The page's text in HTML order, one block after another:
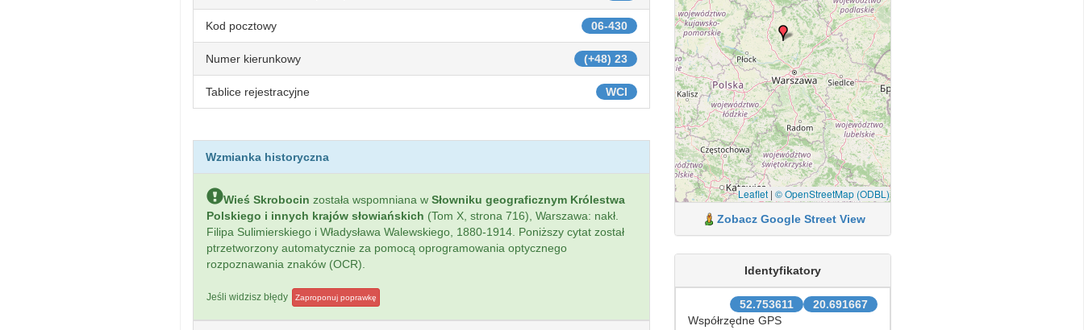
06-430
Kod pocztowy
(+48) 23
Numer kierunkowy
WCI
Tablice rejestracyjne
Wzmianka historyczna
Wieś Skrobocin została wspomniana w Słowniku geograficznym Królestwa
Polskiego i innych krajów słowiańskich (Tom X, strona 716), Warszawa: nakł.
Filipa Sulimierskiego i Władysława Walewskiego, 1880-1914. Poniższy cytat został
ptrzetworzony automatycznie za pomocą oprogramowania optycznego
rozpoznawania znaków (OCR).
Jeśli widzisz błędy Zaproponuj poprawkę
Leaflet| © OpenStreetMap (ODBL)
Zobacz Google Street View
Identyfikatory
20.691667
52.753611
Współrzędne GPS